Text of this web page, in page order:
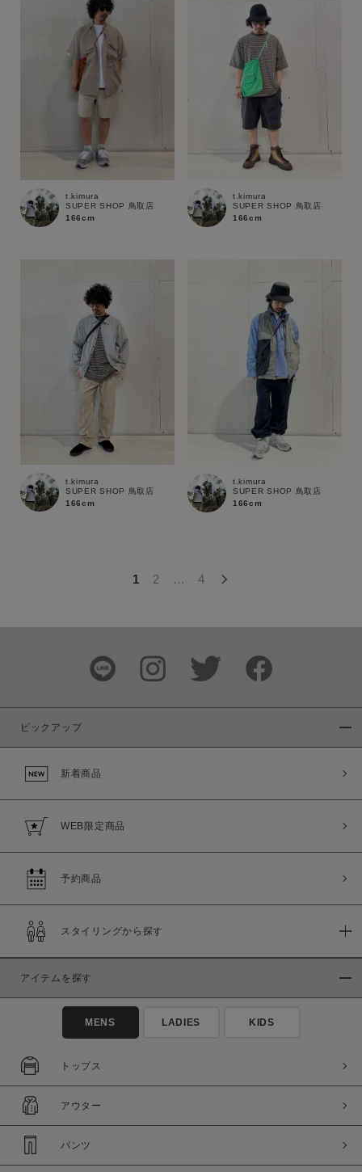
この条件で絞り込む
t.kimura
SUPER SHOP 鳥取店
166cm
t.kimura
SUPER SHOP 鳥取店
166cm
t.kimura
SUPER SHOP 鳥取店
166cm
t.kimura
SUPER SHOP 鳥取店
166cm
1 2 … 4
ピックアップ
新着商品
WEB限定商品
予約商品
スタイリングから探す
アイテムを探す
MENS LADIES KIDS
トップス
アウター
パンツ